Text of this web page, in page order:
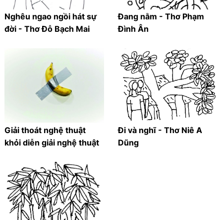
Nghêu ngao ngồi hát sự
đời - Thơ Đỗ Bạch Mai
Đang nằm - Thơ Phạm
Đình Ân
Giải thoát nghệ thuật
khỏi diễn giải nghệ thuật
Đi và nghĩ - Thơ Niê A
Dũng